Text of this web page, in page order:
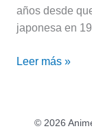
años desde
japonesa en
Leer más »
© 2026